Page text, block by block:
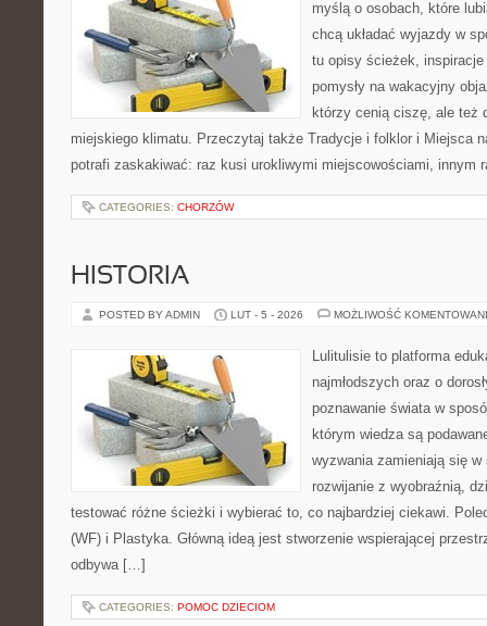
myślą o osobach, które
chcą układać wyjazdy w
tu opisy ścieżek,
pomysły na wakacyjny
którzy cenią ciszę, ale też
miejskiego klimatu. Przeczytaj także Tradycje i folklor i Miejsca
potrafi zaskakiwać: raz kusi urokliwymi miejscowościami, innym
CATEGORIES: CHORZÓW
HISTORIA
POSTED BY ADMIN LUT - 5 - 2026 MOŻLIWOŚĆ
Lulitulisie to platforma
najmłodszych oraz o
poznawanie świata w
którym wiedza są
wyzwania zamieniają się
rozwijanie z wyobraźnią,
testować różne ścieżki i wybierać to, co najbardziej ciekawi.
(WF) i Plastyka. Główną ideą jest stworzenie wspierającej
odbywa […]
CATEGORIES: POMOC DZIECIOM